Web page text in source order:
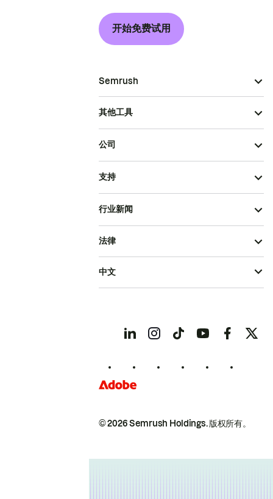
开始免费试用
Semrush
其他工具
公司
支持
行业新闻
© 2026 Semrush Holdings.版权所有。
法律
中文